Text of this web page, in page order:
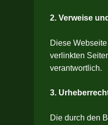
2. Verweise
Diese
verlinkten
verantwortlich.
3.
Die durch den